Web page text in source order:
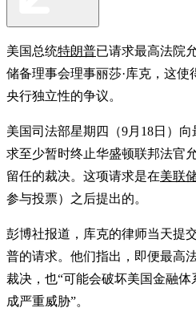
美国总统特朗普已请求最高法院
储备理事会理事丽莎·库克，这
央行独立性的争议。
美国司法部星期四（9月18日）
求至少暂时终止华盛顿联邦法官
留任的裁决。这项请求是在美联
参与投票）之后提出的。
彭博社报道，库克的律师当天提
普的请求。他们指出，即便最高
裁决，也“可能会破坏美国金融体
成严重威胁”。